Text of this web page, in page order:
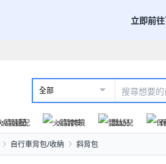
立即前
全部
火箭速配 火箭跨境 嬰幼兒
自行車背包/收納 斜背包